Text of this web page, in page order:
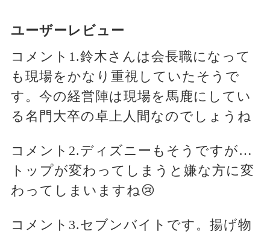
ユーザーレビュー
コメント1.鈴木さんは会長職になって
も現場をかなり重視していたそうで
す。今の経営陣は現場を馬鹿にしてい
る名門大卒の卓上人間なのでしょうね
コメント2.ディズニーもそうですが…
トップが変わってしまうと嫌な方に変
わってしまいますね😢
コメント3.セブンバイトです。揚げ物